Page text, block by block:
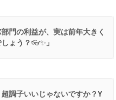
部門の利益が、実は前年大きく
ょう？👓✨ 」
調子いいじゃないですか？Y